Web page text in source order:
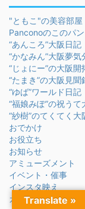
"ともこ"の美容部屋
Panconoのこのパン
“あんころ”大阪日記
“かなみん”大阪夢気
“じょにー”の大阪開
“たまき”の大阪見聞
“ゆば”ワールド日記
“福娘みぽ”の祝うて
“紗樹”のてくてく大
おでかけ
お役立ち
お知らせ
アミューズメント
イベント・催事
インスタ映え
ガチンコ体験レポ
Translate »